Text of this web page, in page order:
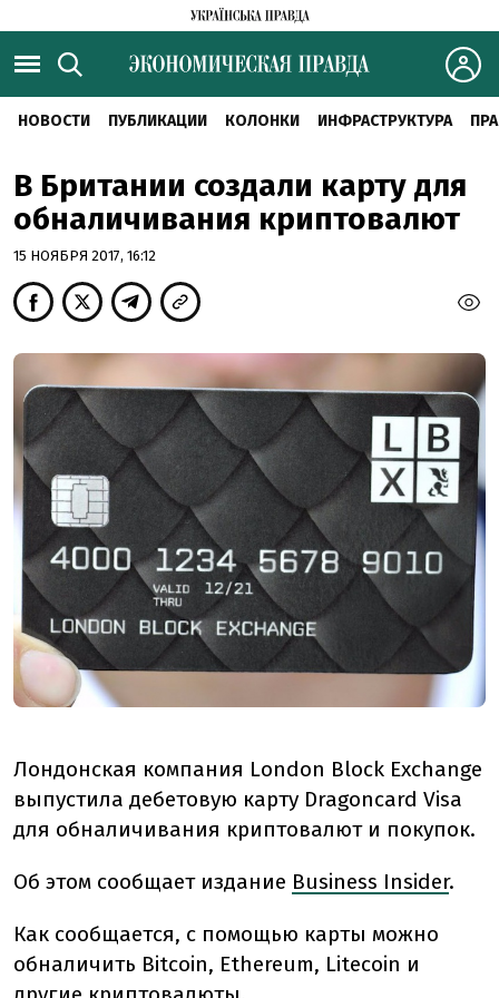
НОВОСТИ ПУБЛИКАЦИИ КОЛОНКИ ИНФРАСТРУКТУРА
В Британии создали карту для
обналичивания криптовалют
15 НОЯБРЯ 2017, 16:12
Лондонская компания London Block Exchange
выпустила дебетовую карту Dragoncard Visa
для обналичивания криптовалют и покупок.
Об этом сообщает издание Business Insider.
Как сообщается, с помощью карты можно
обналичить Bitcoin, Ethereum, Litecoin и